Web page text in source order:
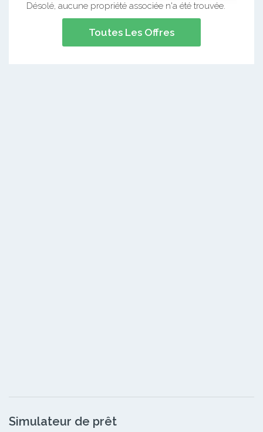
Désolé, aucune propriété associée n'a été trouvée.
Toutes Les Offres
Simulateur de prêt